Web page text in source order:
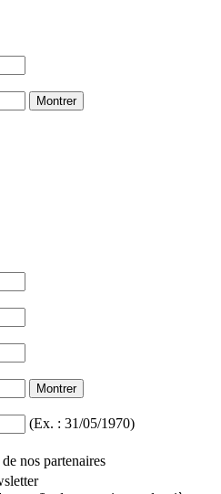
Montrer
Montrer
(Ex. : 31/05/1970)
nos partenaires